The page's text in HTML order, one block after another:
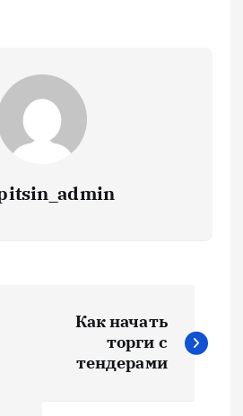
Как начать
торги с
тендерами